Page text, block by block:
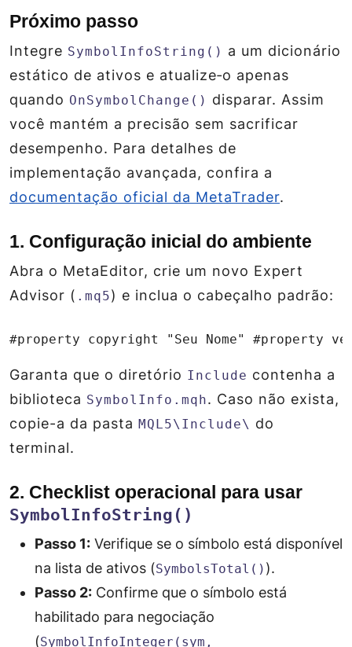
Próximo passo
Integre SymbolInfoString() a um dicionário
estático de ativos e atualize‑o apenas
quando OnSymbolChange() disparar. Assim
você mantém a precisão sem sacrificar
desempenho. Para detalhes de
implementação avançada, confira a
documentação oficial da MetaTrader.
1. Configuração inicial do ambiente
Abra o MetaEditor, crie um novo Expert
Advisor ( .mq5) e inclua o cabeçalho padrão:
#property copyright "Seu Nome" #property
Garanta que o diretório Include contenha a
biblioteca SymbolInfo.mqh. Caso não exista,
copie-a da pasta MQL5\Include\ do
terminal.
2. Checklist operacional para usar
SymbolInfoString()
Passo 1: Verifique se o símbolo está disponível
na lista de ativos (SymbolsTotal() ).
Passo 2: Confirme que o símbolo está
habilitado para negociação
(SymbolInfoInteger(sym,